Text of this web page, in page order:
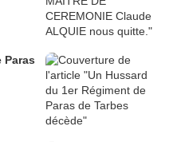
Paras